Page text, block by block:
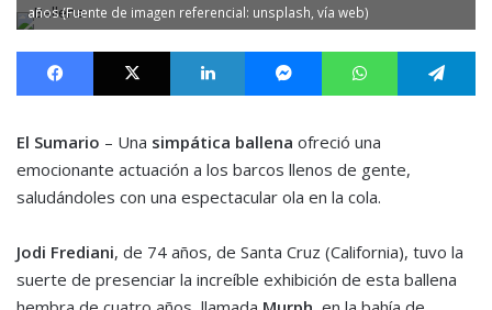
años (Fuente de imagen referencial: unsplash, vía web)
Facebook X LinkedIn MessengerWhatsApp
El Sumario – Una simpática ballena ofreció una
emocionante actuación a los barcos llenos de gente,
saludándoles con una espectacular ola en la cola.
Jodi Frediani, de 74 años, de Santa Cruz (California), tuvo la
suerte de presenciar la increíble exhibición de esta ballena